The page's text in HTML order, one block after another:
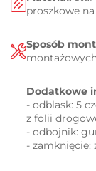
proszkowe
Sposób
Dodatkowe
- odblask: 5
z folii
- odbojnik:
- zamknięcie: